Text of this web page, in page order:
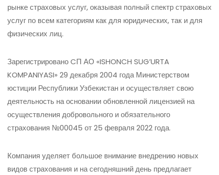
рынке страховых услуг, оказывая полный спектр страховых
услуг по всем категориям как для юридических, так и для
физических лиц.
Зарегистрировано CП АО «ISHONCH SUG’URTA
KOMPANIYASI» 29 декабря 2004 года Министерством
юстиции Республики Узбекистан и осуществляет свою
деятельность на основании обновленной лицензией на
осуществления добровольного и обязательного
страхования №00045 от 25 февраля 2022 года.
Компания уделяет большое внимание внедрению новых
видов страхования и на сегодняшний день предлагает